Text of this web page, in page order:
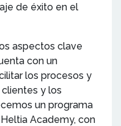
de éxito en el
aspectos clave
con un
los procesos y
y los
un programa
Academy, con